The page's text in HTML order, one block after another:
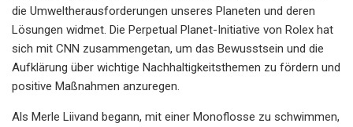
die Umweltherausforderungen unseres Planeten und deren
Lösungen widmet. Die Perpetual Planet-Initiative von Rolex hat
sich mit CNN zusammengetan, um das Bewusstsein und die
Aufklärung über wichtige Nachhaltigkeitsthemen zu fördern und
positive Maßnahmen anzuregen.
Als Merle Liivand begann, mit einer Monoflosse zu schwimmen,